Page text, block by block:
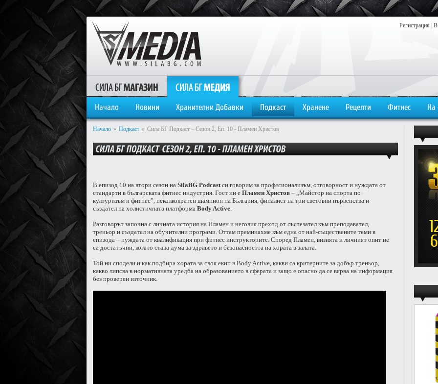
Регистрация
Начало Новини Хранителни Добавки Подкаст Хранене Рецепти Фитнес На
Начало » Подкаст » Сила БГ Подкаст – Сезон 2, Еп. 10 - Пламен Христов
В епизод 10 на втори сезон на SilaBG Podcastси говорим за професионализъм, отговорност и нуждата от
стандарти в българската фитнес индустрия. Гост ни е Пламен Христов – „Майстор на спорта по
културизъм и фитнес”, неколкократен шампион на България, финалист на три световни първенства и
създател на холистичната платформа Body Active.
Разговорът започна с личната история на Пламен и неговия преход от състезател към преподавател,
треньор и създател на обучителни програми. Оттам преминахме към една от най-съществените теми в
епизода – нуждата от квалификация при фитнес инструкторите. Според Пламен, визията и личният опит не
са достатъчни, когато става дума за здравето и безопасността на хората в залата.
Той ни сподели и как подбира хората за своя екип в Body Active, какви са критериите за добър треньор,
какво липсва в нормативната уредба на образованието в сферата и защо е опасно да се вярва на информация
без проверен източник.